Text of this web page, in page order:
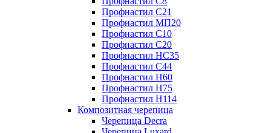
Профнастил C21
Профнастил МП20
Профнастил C10
Профнастил C20
Профнастил НС35
Профнастил C44
Профнастил Н60
Профнастил Н75
Профнастил Н114
Композитная черепица
Черепица Decra